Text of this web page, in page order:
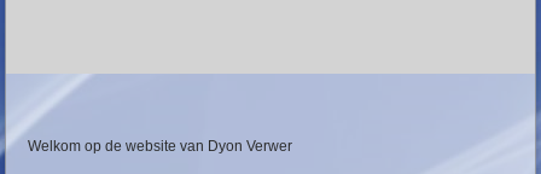
Welkom op de website van Dyon Verwer